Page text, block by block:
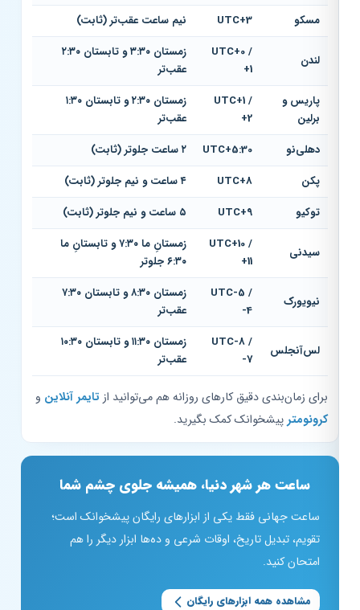
مسکو
UTC+3 نیم ساعت عقب‌تر (ثابت)
UTC+0 /
زمستان ۳:۳۰ و تابستان ۲:۳۰
عقب‌تر
پاریس و
برلین
UTC+1 /
زمستان ۲:۳۰ و تابستان ۱:۳۰
عقب‌تر
دهلی‌نو
UTC+5:30
۲ ساعت جلوتر (ثابت)
UTC+8
توکیو
UTC+9
سیدنی
UTC+10 /
زمستانِ ما ۷:۳۰ و تابستانِ ما
نیویورک
UTC-5 /
زمستان ۸:۳۰ و تابستان ۷:۳۰
عقب‌تر
لس‌آنجلس
UTC-8 /
-7
زمستان ۱۱:۳۰ و تابستان ۱۰:۳۰
عقب‌تر
برای زمان‌بندی دقیق کارهای روزانه هم می‌توانید ازتایمر آنلاینو
کرونومترپیشخوانک کمک بگیرید.
ساعت هر شهر دنیا، همیشه جلوی چشم شما
ساعت جهانی فقط یکی از ابزارهای رایگان پیشخوانک است؛
تقویم، تبدیل تاریخ، اوقات شرعی و ده‌ها ابزار دیگر را هم
امتحان کنید.
مشاهده همه ابزارهای رایگان